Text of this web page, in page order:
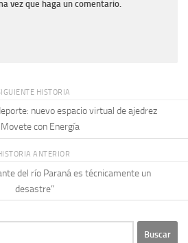
vez que haga un comentario.
HISTORIA
nuevo espacio virtual de ajedrez
con Energía
ANTERIOR
del río Paraná es técnicamente un
desastre”